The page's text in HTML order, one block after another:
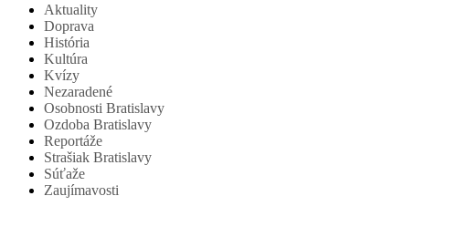
Aktuality
Doprava
História
Kultúra
Kvízy
Nezaradené
Osobnosti Bratislavy
Ozdoba Bratislavy
Reportáže
Strašiak Bratislavy
Súťaže
Zaujímavosti